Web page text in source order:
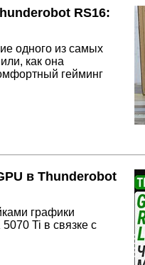
RS16:
одного из самых
как она
гейминг
в Thunderobot
графики
Ti в связке с